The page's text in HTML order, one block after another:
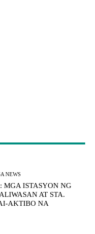
NEWS
MGA ISTASYON NG
AT STA.
AKTIBO NA